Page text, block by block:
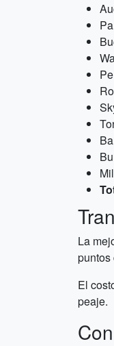
La
puntos
El
peaje.